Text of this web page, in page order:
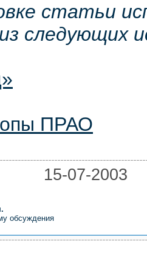
статьи
следующих
ПРАО
15-07-
обсуждения